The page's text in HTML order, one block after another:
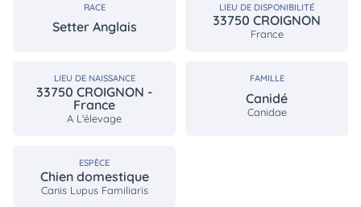
RACE
Setter Anglais
LIEU DE DISPONIBILITÉ
33750 CROIGNON
France
LIEU DE NAISSANCE
33750 CROIGNON -
France
A L'élevage
FAMILLE
Canidé
Canidae
ESPÈCE
Chien domestique
Canis Lupus Familiaris